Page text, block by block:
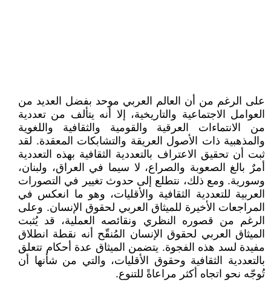
على الرغم من أن العالم العربي موحد بفضل العديد من
العوامل الاجتماعية والتاريخية، إلا أنه يتألف من تعددية
من الانتماءات العرقية والقومية والثقافية واللغوية
والمذهبية ذات الأصول العريقة والتشابكات المعقدة. لقد
ثبت أن تحقيق الاعتراف بالتعددية الثقافية بهذه التعددية
أمرٌ بالغ الصعوبة والصراع، لا سيما في العراق، ولبنان،
وسورية. ومع ذلك، نتطلع إلى حدوث تغيير في التصورات
العربية للتعددية الثقافية والأقليات، وهو ما انعكس في
المراجعات الأخيرة للميثاق العربي لحقوق الإنسان. وعلى
الرغم من قصوره النظري ونقائصه العملية، قد يُثبت
الميثاق العربي لحقوق الإنسان المُنقّح أنه نقطة انطلاق
مفيدة لسد هذه الفجوة. يتضمن الميثاق عدة أحكام تتعلق
بالتعددية الثقافية وحقوق الأقليات، والتي من شأنها أن
تُوجّه نحو اتجاه أكثر مراعاةً للتنوع.